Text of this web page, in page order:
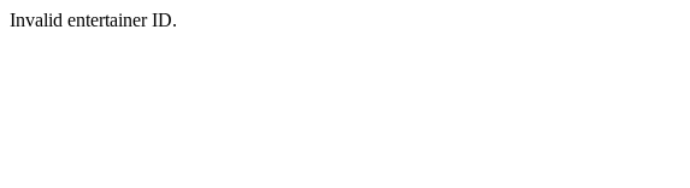
Invalid entertainer ID.